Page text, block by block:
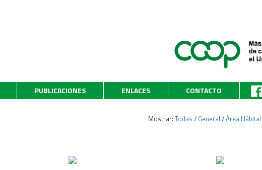
PUBLICACIONES ENLACES CONTACTO
Mostrar: Todas / General /Área Hábitat